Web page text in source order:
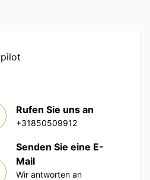
Rufen Sie uns an
+31850509912
Senden Sie eine E-
Mail
Wir antworten an